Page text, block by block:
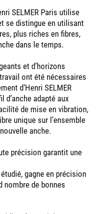
SELMER Paris utilise
se distingue en utilisant
plus riches en fibres,
dans le temps.
et d’horizons
ont été nécessaires
d’Henri SELMER
d’anche adapté aux
de mise en vibration,
unique sur l’ensemble
anche.
précision garantit une
gagne en précision
nombre de bonnes